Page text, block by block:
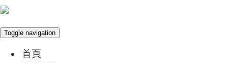
Toggle navigation
首頁